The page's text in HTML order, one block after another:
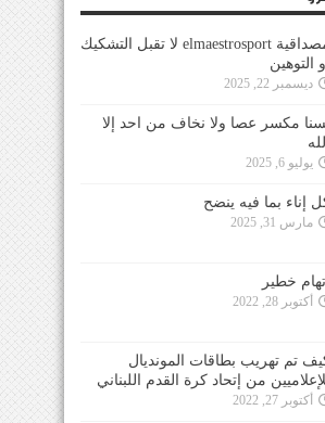
مصداقية elmaestrosport لا تقبل التشكيك
التوهين
ديسمبر 22, 2025
مكسر عصا ولا نخاف من احد إلا
يوليو 6, 2025
إناء بما فيه ينضح
مارس 31, 2025
خطير
أكتوبر 28, 2022
تم تهريب بطاقات المونديال
من إتحاد كرة القدم اللبناني
أكتوبر 27, 2022